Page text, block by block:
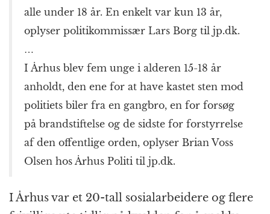
alle under 18 år. En enkelt var kun 13 år,
oplyser politikommissær Lars Borg til jp.dk.
…
I Århus blev fem unge i alderen 15-18 år
anholdt, den ene for at have kastet sten mod
politiets biler fra en gangbro, en for forsøg
på brandstiftelse og de sidste for forstyrrelse
af den offentlige orden, oplyser Brian Voss
Olsen hos Århus Politi til jp.dk.
I Århus var et 20-tall sosialarbeidere og flere